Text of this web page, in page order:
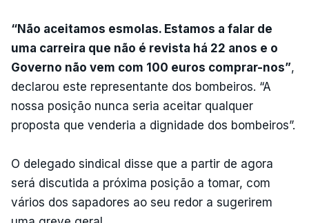
“Não aceitamos esmolas. Estamos a falar de
uma carreira que não é revista há 22 anos e o
Governo não vem com 100 euros comprar-nos”,
declarou este representante dos bombeiros. “A
nossa posição nunca seria aceitar qualquer
proposta que venderia a dignidade dos bombeiros”.
O delegado sindical disse que a partir de agora
será discutida a próxima posição a tomar, com
vários dos sapadores ao seu redor a sugerirem